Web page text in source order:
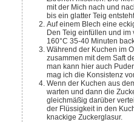
mit der Mich nach und
bis ein glatter Teig entsteht.
Auf einem Blech eine eckige Form mit 22x30cm aufbauen.
Den Teig einfüllen und
160°C 35-40 Minuten
Während der Kuchen im Ofen ist, den restlichen Zucker
zusammen mit dem Saft
man kann hier auch
mag ich die Konsistenz
Wenn der Kuchen aus dem Ofen kommt, 2-3 Minuten
warten und dann die
gleichmäßig darüber
der Flüssigkeit in den
knackige Zuckerglasur.